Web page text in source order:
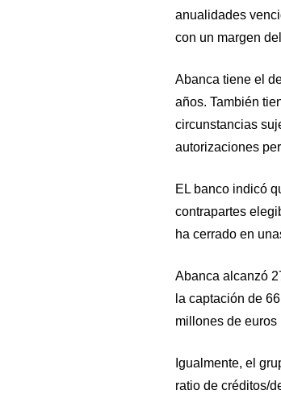
anualidades
con un margen
Abanca tiene el
años. También
circunstancias
autorizaciones
EL banco indicó
contrapartes
ha cerrado en
Abanca alcanzó
la captación de
millones de
Igualmente, el
ratio de créditos/